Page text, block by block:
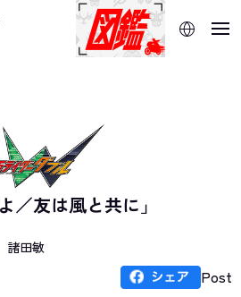
ビスを使用していま
ージは、ブラウザの翻
／友は風と共に」
諸田敏
Post